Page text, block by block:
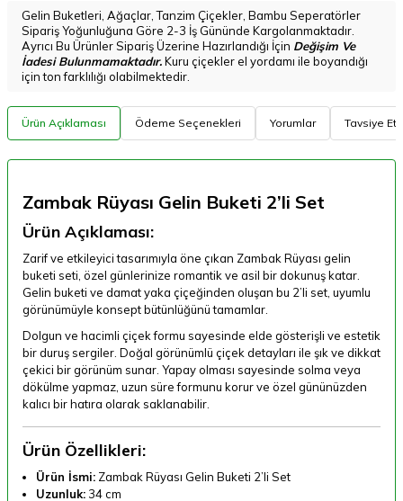
Gelin Buketleri, Ağaçlar, Tanzim Çiçekler, Bambu Seperatörler
Sipariş Yoğunluğuna Göre 2-3 İş Gününde Kargolanmaktadır.
Ayrıcı Bu Ürünler Sipariş Üzerine Hazırlandığı İçin Değişim Ve
İadesi Bulunmamaktadır.Kuru çiçekler el yordamı ile boyandığı
için ton farklılığı olabilmektedir.
Ürün Açıklaması Ödeme Seçenekleri Yorumlar Tavsiye Et
Zambak Rüyası Gelin Buketi 2’li Set
Ürün Açıklaması:
Zarif ve etkileyici tasarımıyla öne çıkan Zambak Rüyası gelin
buketi seti, özel günlerinize romantik ve asil bir dokunuş katar.
Gelin buketi ve damat yaka çiçeğinden oluşan bu 2’li set, uyumlu
görünümüyle konsept bütünlüğünü tamamlar.
Dolgun ve hacimli çiçek formu sayesinde elde gösterişli ve estetik
bir duruş sergiler. Doğal görünümlü çiçek detayları ile şık ve dikkat
çekici bir görünüm sunar. Yapay olması sayesinde solma veya
dökülme yapmaz, uzun süre formunu korur ve özel gününüzden
kalıcı bir hatıra olarak saklanabilir.
Ürün Özellikleri:
Ürün İsmi: Zambak Rüyası Gelin Buketi 2’li Set
Uzunluk: 34 cm